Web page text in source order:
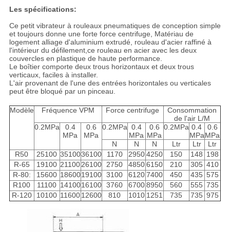
Les spécifications:
Ce petit vibrateur à rouleaux pneumatiques de conception simple
et toujours donne une forte force centrifuge, Matériau de
logement alliage d'aluminium extrudé, rouleau d'acier raffiné à
l'intérieur du défilement,ce rouleau en acier avec les deux
couvercles en plastique de haute performance.
Le boîtier comporte deux trous horizontaux et deux trous
verticaux, faciles à installer.
L'air provenant de l'une des entrées horizontales ou verticales
peut être bloqué par un pinceau.
Modèle Fréquence VPM Force centrifuge
Consommation
de l'air L/M
0.2MPa
0.4
MPa
0.6
MPa
0.2MPa 0.4
MPa
0.6
MPa
0.2MPa 0.4
MPa
0.6
MPa
N
N N Ltr Ltr
Ltr
R50
25100 3510036100 1170 29504250 150 148 198
R-65
19100 2110026100 2750 48506150 210 305 410
R-80:
15600 1860019100 3100 61207400 450 435 575
R100
11100 1410016100 3760 67008950 560 555 735
R-120
10100 1160012600 810 1010 1251 735 735 975